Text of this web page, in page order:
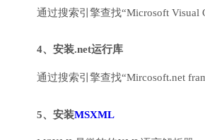
通过搜索引擎查找“Microsoft Visual
4、安装.net运行库
通过搜索引擎查找“Mircosoft.net
5、安装MSXML